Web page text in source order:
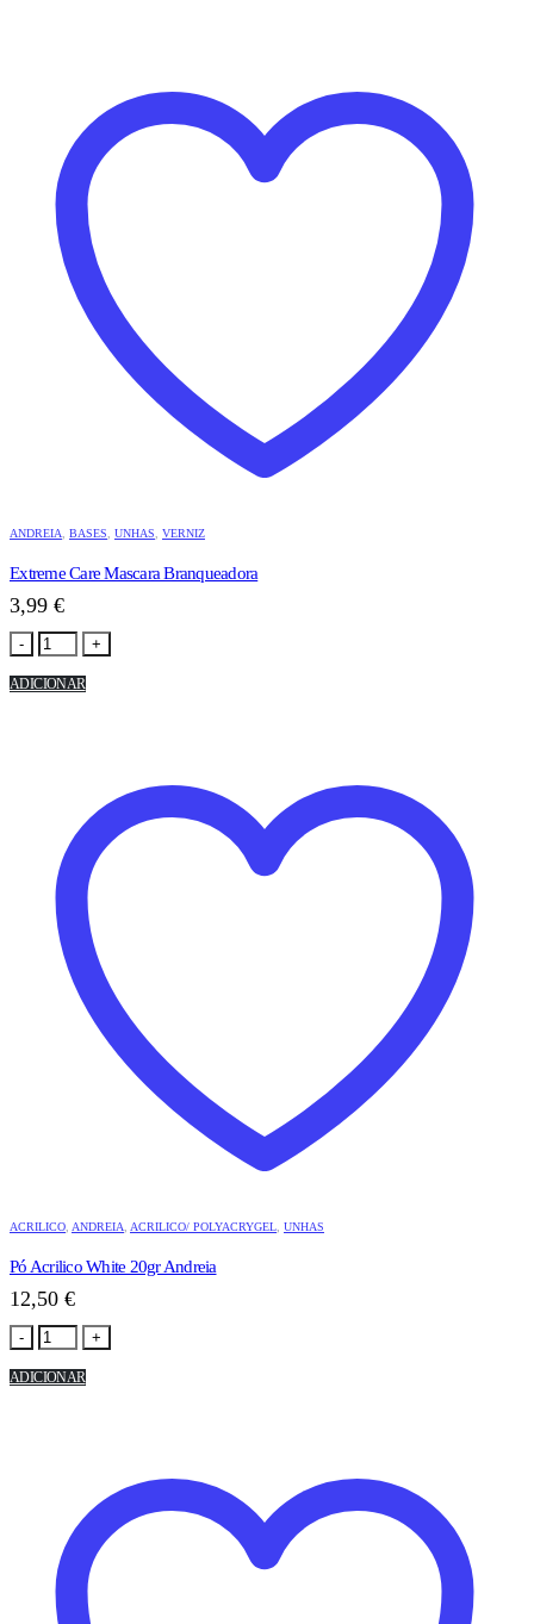
ANDREIA BASES UNHAS VERNIZ
Extreme Care Mascara Branqueadora
3,99 €
- +
ADICIONAR
ACRILICO ANDREIA ACRILICO/ POLYACRYGEL UNHAS
Pó Acrilico White 20gr Andreia
12,50 €
- +
ADICIONAR